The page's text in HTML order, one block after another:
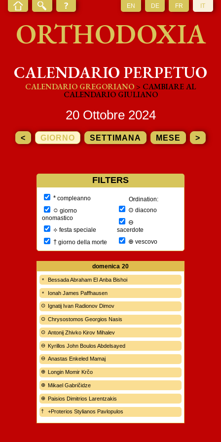
EN DE FR IT
ORTHODOXIA
CALENDARIO PERPETUO
CALENDARIO GREGORIANO> CAMBIARE AL
CALENDARIO GIULIANO
20 Ottobre 2024
< GIORNO SETTIMANA MESE >
FILTERS
*compleanno
○ giorno
onomastico
⟡ festa speciale
†giorno della morte
Ordination:
⊙ diacono
⊖
sacerdote
⊕ vescovo
domenica 20
Bessada Abraham El Anba Bishoi
Ionah James Paffhausen
Ignatij Ivan Radionov Dimov
Chrysostomos Georgios Nasis
Antonij Zhivko Kirov Mihalev
Kyrillos John Boulos Abdelsayed
Anastas Enkeled Mamaj
Longin Momir Krčo
Mikael Gabričidze
Paisios Dimitrios Larentzakis
+Proterios Stylianos Pavlopulos